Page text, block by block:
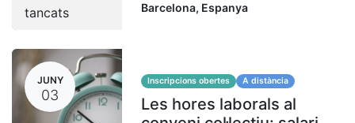
tancats
Barcelona, Espanya
JUNY
03
Inscripcions obertes A distància
Les hores laborals al